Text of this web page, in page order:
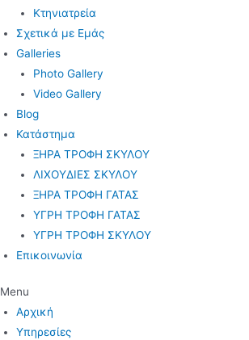
Κτηνιατρεία
Σχετικά με Εμάς
Galleries
Photo Gallery
Video Gallery
Blog
Κατάστημα
ΞΗΡΑ ΤΡΟΦΗ ΣΚΥΛΟΥ
ΛΙΧΟΥΔΙΕΣ ΣΚΥΛΟΥ
ΞΗΡΑ ΤΡΟΦΗ ΓΑΤΑΣ
ΥΓΡΗ ΤΡΟΦΗ ΓΑΤΑΣ
ΥΓΡΗ ΤΡΟΦΗ ΣΚΥΛΟΥ
Επικοινωνία
Menu
Αρχική
Υπηρεσίες